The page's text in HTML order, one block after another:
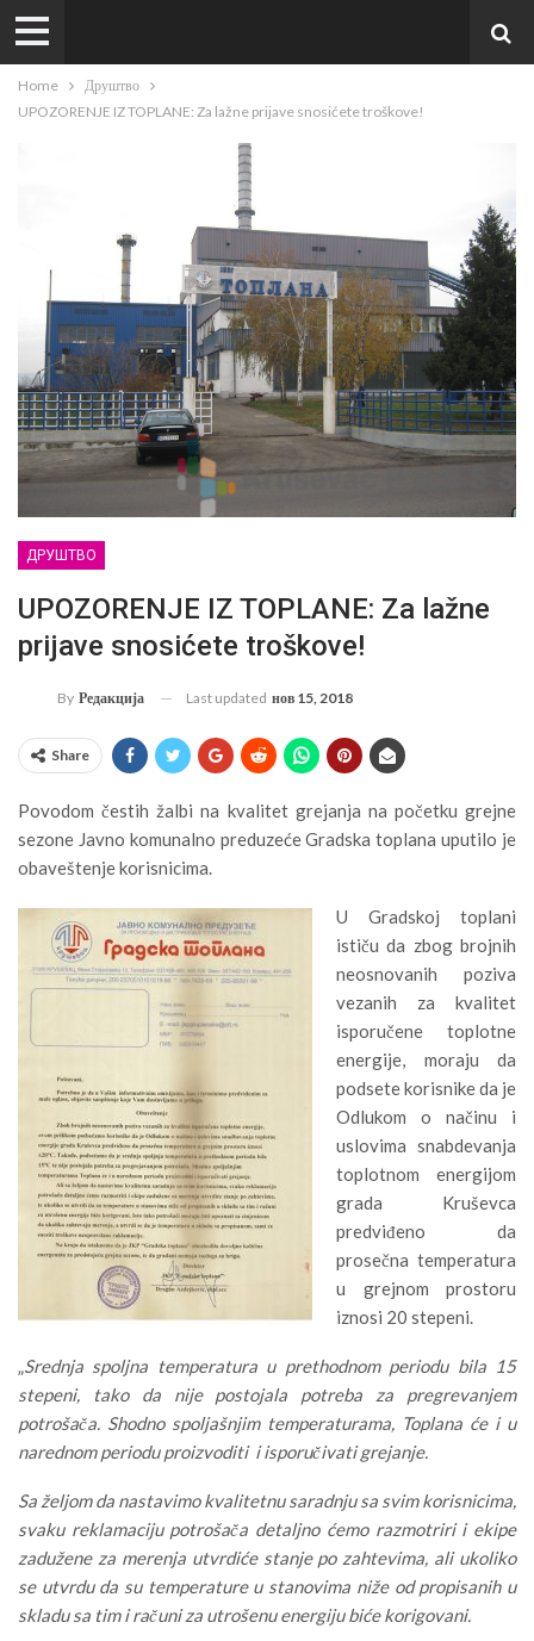
Home
Друштво
UPOZORENJE IZ TOPLANE: Za lažne prijave snosićete troškove!
ДРУШТВО
UPOZORENJE IZ TOPLANE: Za lažne
prijave snosićete troškove!
By Редакција Last updated нов 15, 2018
Share
Povodom čestih žalbi na kvalitet grejanja na početku grejne
sezone Javno komunalno preduzeće Gradska toplana uputilo je
obaveštenje korisnicima.
U Gradskoj toplani
ističu da zbog brojnih
neosnovanih poziva
vezanih za kvalitet
isporučene toplotne
energije, moraju da
podsete korisnike da je
Odlukom o načinu i
uslovima snabdevanja
toplotnom energijom
grada Kruševca
predviđeno da
prosečna temperatura
u grejnom prostoru
iznosi 20 stepeni.
„Srednja spoljna temperatura u prethodnom periodu bila 15
stepeni, tako da nije postojala potreba za pregrevanjem
potrošača. Shodno spoljašnjim temperaturama, Toplana će i u
narednom periodu proizvoditi i isporučivati grejanje.
Sa željom da nastavimo kvalitetnu saradnju sa svim korisnicima,
svaku reklamaciju potrošača detaljno ćemo razmotriri i ekipe
zadužene za merenja utvrdiće stanje po zahtevima, ali ukoliko
se utvrdu da su temperature u stanovima niže od propisanih u
skladu sa tim i računi za utrošenu energiju biće korigovani.